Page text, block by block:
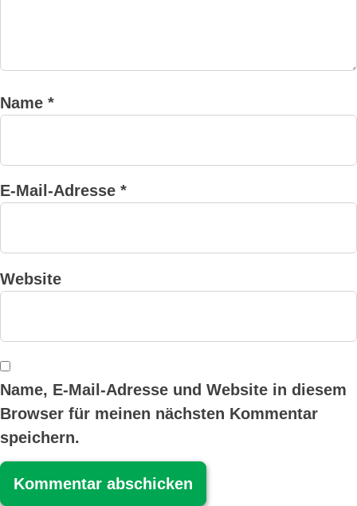
Name *
E-Mail-Adresse *
Website
Name, E-Mail-Adresse und Website in diesem
Browser für meinen nächsten Kommentar
speichern.